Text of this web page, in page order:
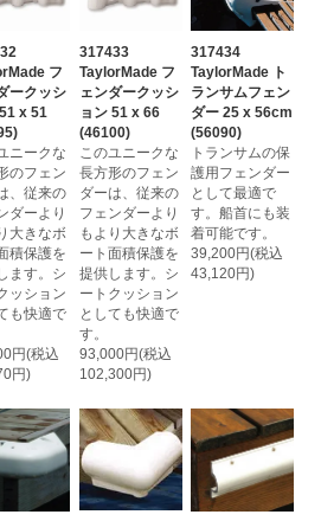
フ
ークッシ
x 51
ニークな
のフェン
、従来の
ダーより
大きなボ
積保護を
ます。シ
ッション
も快適で
円(税込
円)
317433
TaylorMade フ
ェンダークッシ
ョン 51 x 66
(46100)
このユニークな
長方形のフェン
ダーは、従来の
フェンダーより
もより大きなボ
ート面積保護を
提供します。シ
ートクッション
としても快適で
す。
93,000円(税込
102,300円)
317434
TaylorMade ト
ランサムフェン
ダー 25 x 56cm
(56090)
トランサムの保
護用フェンダー
として最適で
す。船首にも装
着可能です。
39,200円(税込
43,120円)